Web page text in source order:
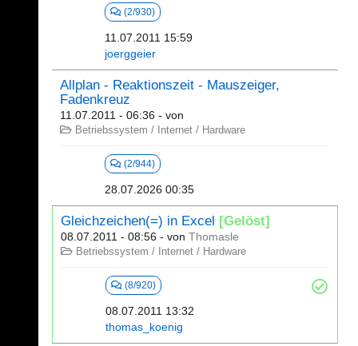
(2/930)
11.07.2011 15:59
joerggeier
Allplan - Reaktionszeit - Mauszeiger,
Fadenkreuz
11.07.2011 - 06:36 - von
Betriebssystem / Internet / Hardware
(2/944)
28.07.2026 00:35
Gleichzeichen(=) in Excel [Gelöst]
08.07.2011 - 08:56 - von Thomasle
Betriebssystem / Internet / Hardware
(8/920)
08.07.2011 13:32
thomas_koenig